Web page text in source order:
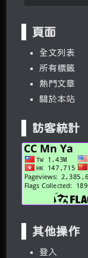
頁面
全文列表
所有標籤
熱門文章
關於本站
訪客統計
其他操作
登入